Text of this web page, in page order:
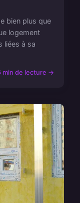
bien plus que
logement
liées à sa
min de lecture →